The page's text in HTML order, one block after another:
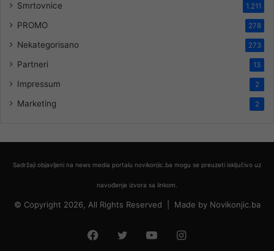
Smrtovnice 1.211
PROMO 278
Nekategorisano 273
Partneri 13
Impressum 2
Marketing 2
Sadržaji objavljeni na news media portalu novikonjic.ba mogu se preuzeti isključivo uz
navođenje izvora sa linkom.
© Copyright 2026, All Rights Reserved | Made by Novikonjic.ba
Facebook
TwitterYouTubeInstagram